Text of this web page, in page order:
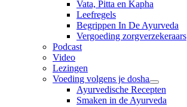
Vata, Pitta en Kapha
Leefregels
Begrippen In De Ayurveda
Vergoeding zorgverzekeraars
Podcast
Video
Lezingen
Voeding volgens je dosha
Ayurvedische Recepten
Smaken in de Ayurveda